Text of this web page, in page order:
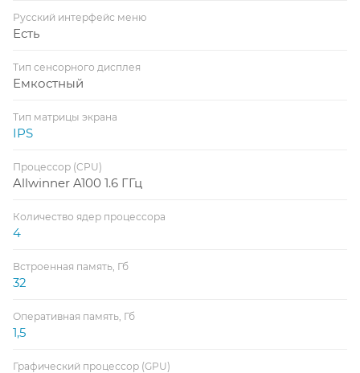
Русский интерфейс меню
Есть
Тип сенсорного дисплея
Емкостный
Тип матрицы экрана
IPS
Процессор (CPU)
Allwinner A100 1.6 ГГц
Количество ядер процессора
4
Встроенная память, Гб
32
Оперативная память, Гб
1,5
Графический процессор (GPU)